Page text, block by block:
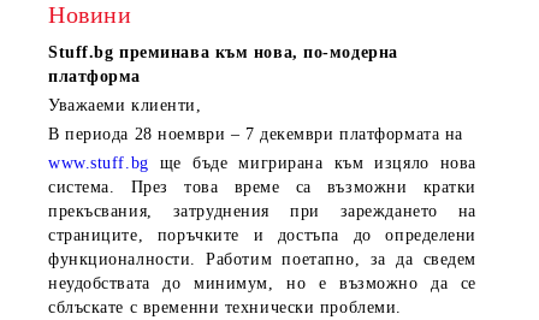
Новини
Stuff.bg преминава към нова, по-модерна
платформа
Уважаеми клиенти,
В периода 28 ноември – 7 декември платформата на
www.stuff.bg ще бъде мигрирана към изцяло нова
система. През това време са възможни кратки
прекъсвания, затруднения при зареждането на
страниците, поръчките и достъпа до определени
функционалности. Работим поетапно, за да сведем
неудобствата до минимум, но е възможно да се
сблъскате с временни технически проблеми.